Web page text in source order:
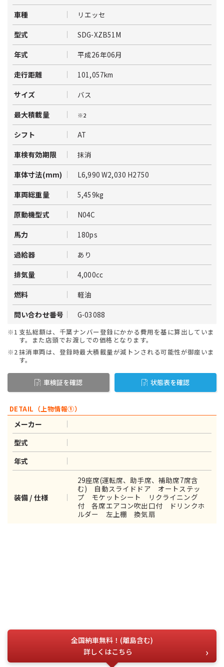
車種 リエッセ
型式 SDG-XZB51M
年式 平成26年06月
走行距離 101,057km
サイズ バス
最大積載量 ※2
シフト AT
車検有効期限 抹消
車体寸法(mm) L6,990 W2,030 H2750
車両総重量 5,459kg
原動機型式 N04C
馬力 180ps
過給器 あり
排気量 4,000cc
燃料 軽油
問い合わせ番号 G-03088
※1 支払総額は、千葉ナンバー登録にかかる費用を基に算出していま
す。また店頭でお渡しでの価格となります。
※2抹消車両は、登録時最大積載量が減トンされる可能性が御座いま
す。
車検証を確認 状態表を確認
DETAIL（上物情報①）
メーカー
型式
年式
装備 / 仕様
29座席(運転席、助手席、補助席7席含
む) 自動スライドドア オートステッ
プ モケットシート リクライニング
付 各席エアコン吹出口付 ドリンクホ
ルダー 左上棚 換気扇
全国納車無料！(離島含む)
詳しくはこちら